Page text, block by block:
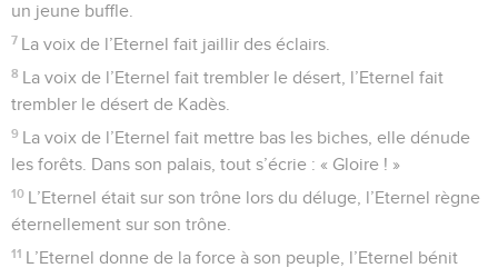
un jeune buffle.
7 La voix de l’Eternel fait jaillir des éclairs.
8 La voix de l’Eternel fait trembler le désert, l’Eternel fait
trembler le désert de Kadès.
9 La voix de l’Eternel fait mettre bas les biches, elle dénude
les forêts. Dans son palais, tout s’écrie : « Gloire ! »
10 L’Eternel était sur son trône lors du déluge, l’Eternel règne
éternellement sur son trône.
11 L’Eternel donne de la force à son peuple, l’Eternel bénit